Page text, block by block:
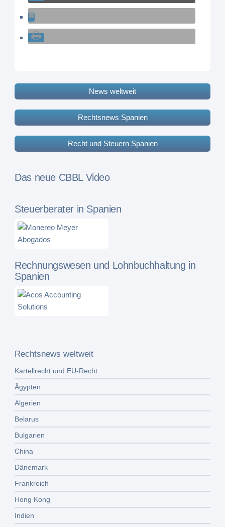
News weltweit
Rechtsnews Spanien
Recht und Steuern Spanien
Das neue CBBL Video
Steuerberater in Spanien
Rechnungswesen und Lohnbuchhaltung in
Spanien
Rechtsnews weltweit
Kartellrecht und EU-Recht
Ägypten
Algerien
Belarus
Bulgarien
China
Dänemark
Frankreich
Hong Kong
Indien